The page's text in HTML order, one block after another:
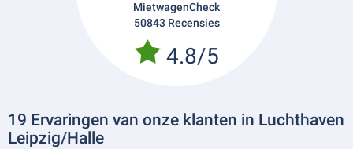
MietwagenCheck
50843 Recensies
4.8/5
19 Ervaringen van onze klanten in Luchthaven
Leipzig/Halle